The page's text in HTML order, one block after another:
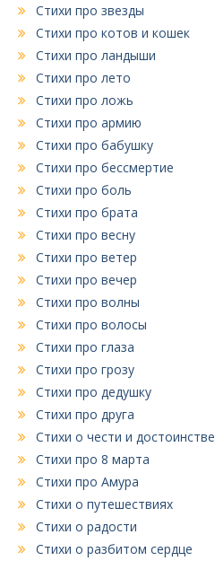
Стихи про звезды
Стихи про котов и кошек
Стихи про ландыши
Стихи про лето
Стихи про ложь
Стихи про армию
Стихи про бабушку
Стихи про бессмертие
Стихи про боль
Стихи про брата
Стихи про весну
Стихи про ветер
Стихи про вечер
Стихи про волны
Стихи про волосы
Стихи про глаза
Стихи про грозу
Стихи про дедушку
Стихи про друга
Стихи о чести и достоинстве
Стихи про 8 марта
Стихи про Амура
Стихи о путешествиях
Стихи о радости
Стихи о разбитом сердце